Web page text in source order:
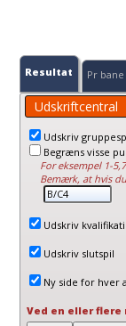
Resultat Pr bane
Udskriftcentral
Udskriv
Begræns visse
For eksempel 1-
Bemærk, at hvis
Udskriv
Udskriv slutspil
Ny side for hver
Ved en eller